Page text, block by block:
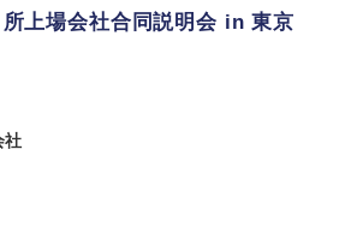
所上場会社合同説明会 in 東京
社